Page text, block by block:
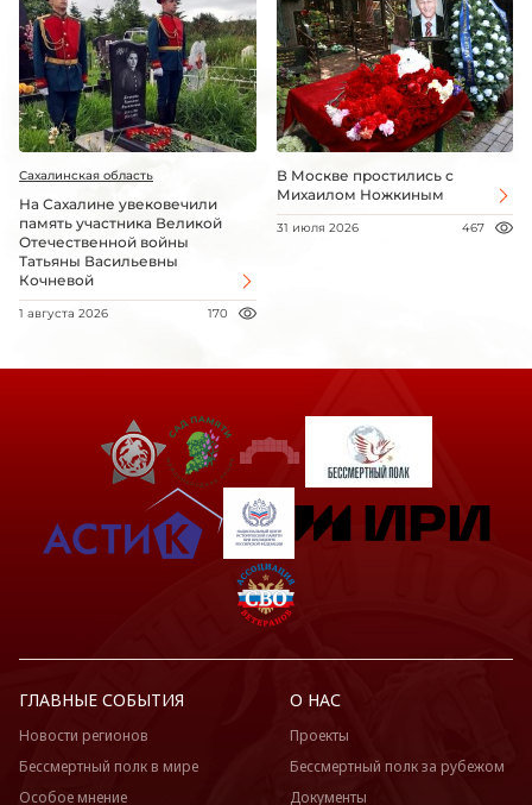
Сахалинская область
На Сахалине увековечили
память участника Великой
Отечественной войны
Татьяны Васильевны
Кочневой
1 августа 2026 170
В Москве простились с
Михаилом Ножкиным
31 июля 2026 467
ГЛАВНЫЕ СОБЫТИЯ
Новости регионов
Бессмертный полк в мире
Особое мнение
О НАС
Проекты
Бессмертный полк за рубежом
Документы